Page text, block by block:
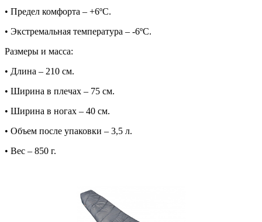
• Предел комфорта – +6ºС.
• Экстремальная температура – -6ºС.
Размеры и масса:
• Длина – 210 см.
• Ширина в плечах – 75 см.
• Ширина в ногах – 40 см.
• Объем после упаковки – 3,5 л.
• Вес – 850 г.